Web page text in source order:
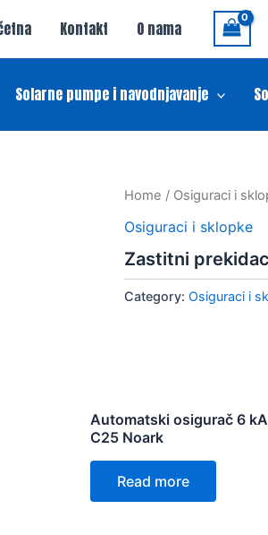
Kontakt O nama
Solarne pumpe i navodnjavanje
Home / Osiguraci i
Osiguraci i sklopke
Zastitni
Category: Osiguraci i
Automatski osigurač 6
C25 Noark
Read more